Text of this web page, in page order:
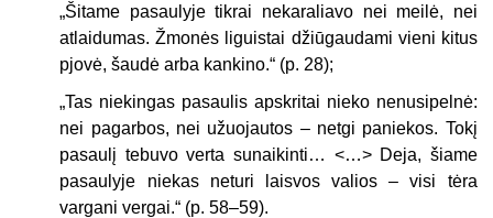
„Šitame pasaulyje tikrai nekaraliavo nei meilė, nei
atlaidumas. Žmonės liguistai džiūgaudami vieni kitus
pjovė, šaudė ar­ba kankino.“ (p. 28);
„Tas niekingas pasaulis apskritai nieko nenusipelnė:
nei pagarbos, nei užuojau­tos – netgi paniekos. Tokį
pasaulį tebuvo verta sunaikinti… <…> Deja, šiame
pa­saulyje niekas neturi laisvos valios – visi tėra
vargani vergai.“ (p. 58–59).